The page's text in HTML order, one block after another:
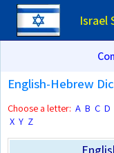
Israel
English-Hebrew
Choose a letter: A B C D
X Y Z